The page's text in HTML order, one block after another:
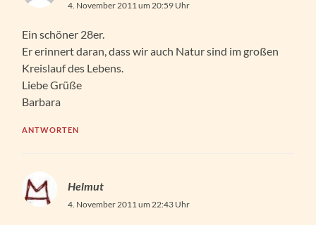
4. November 2011 um 20:59 Uhr
Ein schöner 28er.
Er erinnert daran, dass wir auch Natur sind im großen
Kreislauf des Lebens.
Liebe Grüße
Barbara
ANTWORTEN
Helmut
4. November 2011 um 22:43 Uhr